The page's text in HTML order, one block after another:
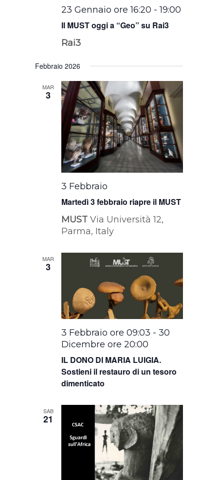
Il MUST oggi a “Geo” su Rai3
23 Gennaio ore 16:20 -19:00
Rai3
Febbraio 2026
MAR
3
Martedì 3 febbraio riapre il MUST
3 Febbraio
MUSTVia Università 12,
Parma, Italy
MAR
3
IL DONO DI MARIA LUIGIA.
Sostieni il restauro di un tesoro
dimenticato
3 Febbraio ore 09:03 -30
Dicembre ore 20:00
SAB
21